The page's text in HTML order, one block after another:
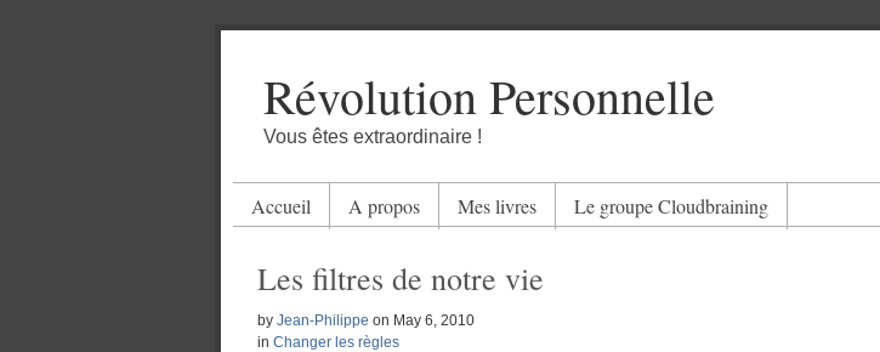
Révolution Personnelle
Vous êtes extraordinaire !
Accueil A propos Mes livres Le groupe Cloudbraining
Les filtres de notre vie
by Jean-Philippe on May 6, 2010
in Changer les règles